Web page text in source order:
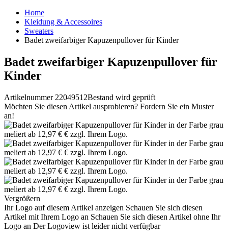
Home
Kleidung & Accessoires
Sweaters
Badet zweifarbiger Kapuzenpullover für Kinder
Badet zweifarbiger Kapuzenpullover für
Kinder
Artikelnummer 22049512Bestand wird geprüft
Möchten Sie diesen Artikel ausprobieren? Fordern Sie ein Muster
an!
Vergrößern
Ihr Logo auf diesem Artikel anzeigen Schauen Sie sich diesen
Artikel mit Ihrem Logo an Schauen Sie sich diesen Artikel ohne Ihr
Logo an Der Logoview ist leider nicht verfügbar